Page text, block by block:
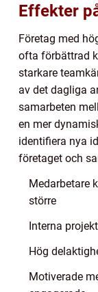
Effekter
Företag med
ofta förbättrad
starkare
av det dagliga
samarbeten
en mer
identifiera nya
företaget och
Medarbetare
större
Interna
Hög
Motiverade